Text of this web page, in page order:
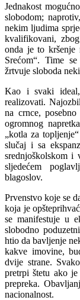
Jednakost
slobodom;
nekim ljudima
kvalifikovani,
onda je to kršenje
Srećom“. Time
žrtvuje sloboda
Kao i svaki ideal,
realizovati.
na crnce,
ogromnog
„kotla za
slučaj i sa
srednjoškolskom i
sljedećem
blagoslov.
Prvenstvo koje se
koja je
se manifestuje u
slobodno
htio da bavljenje
kakve imovine,
dvije strane.
pretrpi štetu ako
prepreka.
nacionalnost.